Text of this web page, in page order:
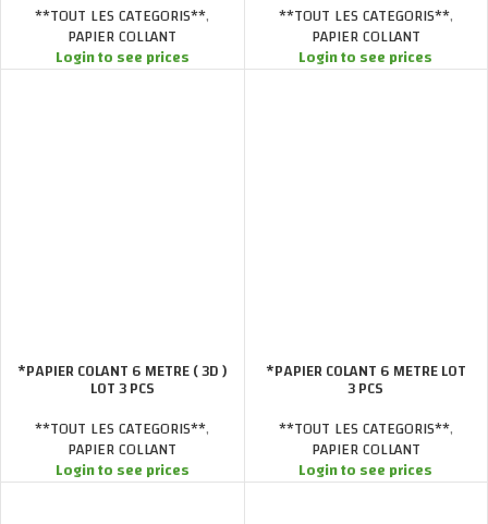
**TOUT LES CATEGORIS**,
PAPIER COLLANT
Login to see prices
**TOUT LES CATEGORIS**,
PAPIER COLLANT
Login to see prices
*PAPIER COLANT 6 METRE ( 3D )
LOT 3 PCS
**TOUT LES CATEGORIS**,
PAPIER COLLANT
Login to see prices
*PAPIER COLANT 6 METRE LOT
3 PCS
**TOUT LES CATEGORIS**,
PAPIER COLLANT
Login to see prices